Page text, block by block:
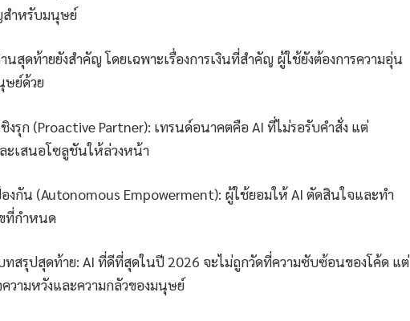
สำหรับมนุษย์
สุดท้ายยังสำคัญ โดยเฉพาะเรื่องการเงินที่สำคัญ ผู้ใช้ยังต้องการความอุ่น
ษย์ด้วย
งรุก (Proactive Partner): เทรนด์อนาคตคือ AI ที่ไม่รอรับคำสั่ง แต่
ะเสนอโซลูชันให้ล่วงหน้า
งกัน (Autonomous Empowerment): ผู้ใช้ยอมให้ AI ตัดสินใจและทำ
ที่กำหนด
สรุปสุดท้าย: AI ที่ดีที่สุดในปี 2026 จะไม่ถูกวัดที่ความซับซ้อนของโค้ด แต่
วามหวังและความกลัวของมนุษย์